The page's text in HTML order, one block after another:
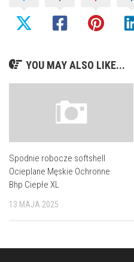
YOU MAY ALSO LIKE...
Spodnie robocze softshell
Ocieplane Męskie Ochronne
Bhp Ciepłe XL
13 MAJA 2025